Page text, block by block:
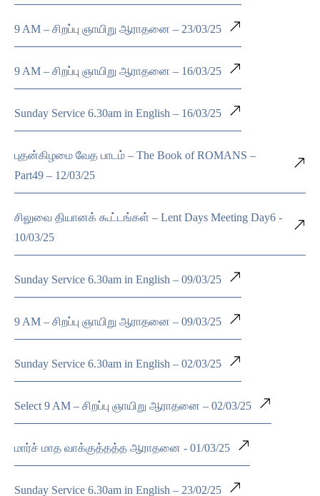
9 AM – சிறப்பு ஞாயிறு ஆராதனை – 23/03/25
9 AM – சிறப்பு ஞாயிறு ஆராதனை – 16/03/25
Sunday Service 6.30am in English – 16/03/25
புதன்கிழமை வேத பாடம் – The Book of ROMANS –
Part49 – 12/03/25
சிலுவை தியானக் கூட்டங்கள் – Lent Days Meeting Day6 -
10/03/25
Sunday Service 6.30am in English – 09/03/25
9 AM – சிறப்பு ஞாயிறு ஆராதனை – 09/03/25
Sunday Service 6.30am in English – 02/03/25
Select 9 AM – சிறப்பு ஞாயிறு ஆராதனை – 02/03/25
மார்ச் மாத வாக்குத்தத்த ஆராதனை - 01/03/25
Sunday Service 6.30am in English – 23/02/25